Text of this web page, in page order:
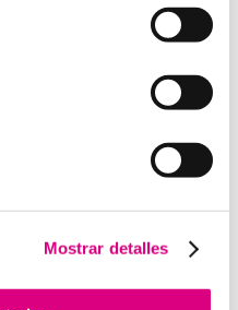
Mostrar detalles
para publicar un